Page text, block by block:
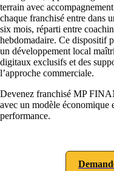
terrain avec
chaque franchisé entre dans
six mois, réparti entre
hebdomadaire. Ce dispositif
un développement local
digitaux exclusifs et des
l’approche commerciale.
Devenez franchisé MP
avec un modèle économique
performance.